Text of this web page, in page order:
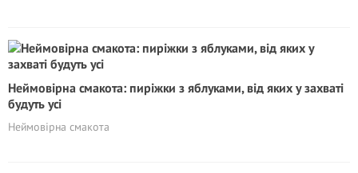
Неймовірна смакота: пиріжки з яблуками, від яких у захваті
будуть усі
Неймовірна смакота